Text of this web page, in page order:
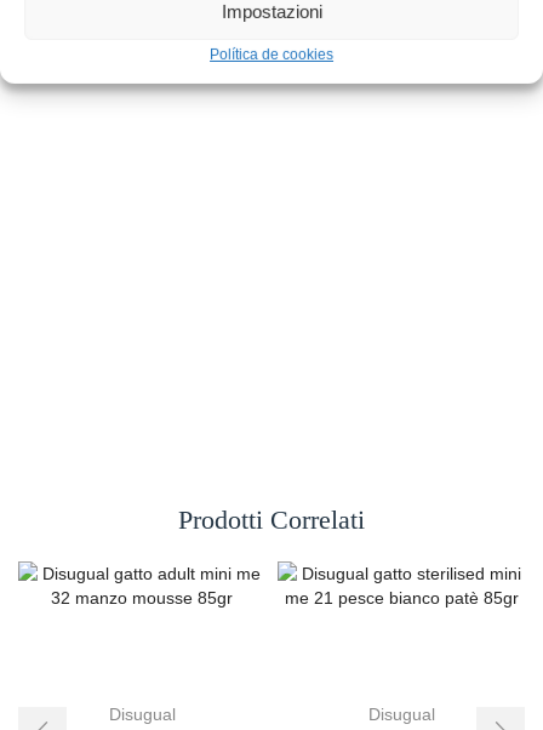
Impostazioni
Política de cookies
Prodotti Correlati
Disugual
Disugual